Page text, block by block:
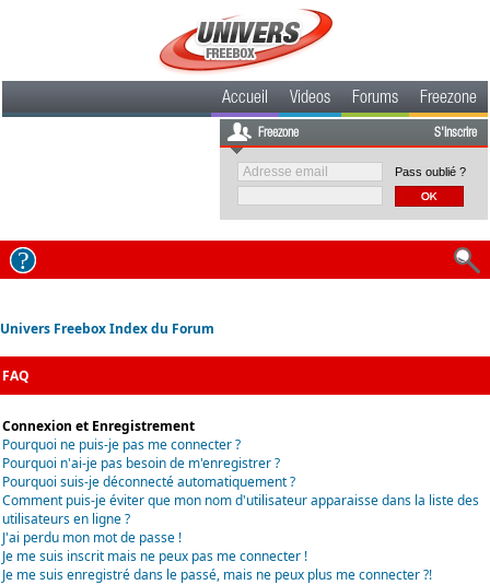
Accueil Videos Forums Freezone
Freezone S'inscrire
Pass oublié ?
Univers Freebox Index du Forum
FAQ
Connexion et Enregistrement
Pourquoi ne puis-je pas me connecter ?
Pourquoi n'ai-je pas besoin de m'enregistrer ?
Pourquoi suis-je déconnecté automatiquement ?
Comment puis-je éviter que mon nom d'utilisateur apparaisse dans la liste des
utilisateurs en ligne ?
J'ai perdu mon mot de passe !
Je me suis inscrit mais ne peux pas me connecter !
Je me suis enregistré dans le passé, mais ne peux plus me connecter ?!